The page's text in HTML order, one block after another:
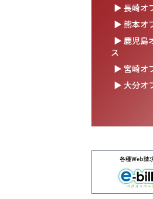
2025.10.17
2025.10.07
2025.09.11
2025.09.03
▶ 長崎オ
▶ 熊本オ
▶ 鹿児島
ス
▶ 宮崎オ
▶ 大分オ